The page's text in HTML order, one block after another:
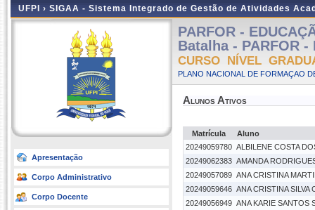
UFPI › SIGAA - Sistema Integrado de Gestão de Atividades
Apresentação
Corpo Administrativo
Corpo Docente
PARFOR -
Batalha - PARFOR
CURSO NÍVEL
PLANO NACIONAL DE FORMAÇAO
Alunos Ativos
Matrícula
Aluno
20249059780 ALBILENE COSTA
20249062383 AMANDA
20249057089 ANA CRISTINA
20249059646 ANA CRISTINA SILVA
20249056949 ANA KARIE SANTOS